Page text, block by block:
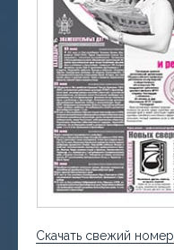
Скачать свежий номер